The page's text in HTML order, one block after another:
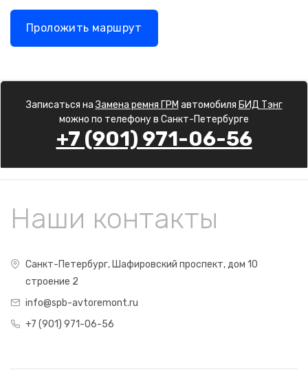
Проложить маршрут
Записаться наЗамена ремня ГРМ автомобиля БИД Тэнг
можно по телефону в Санкт-Петербурге
+7 (901) 971-06-56
Наши контакты
Санкт-Петербург, Шафировский проспект, дом 10
строение 2
info@spb-avtoremont.ru
+7 (901) 971-06-56